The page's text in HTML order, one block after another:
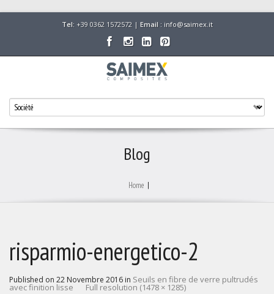
Tel: +39 0362 1572572 | Email : info@saimex.it
Blog
Home |
risparmio-energetico-2
Published on 22 Novembre 2016 in Seuils en fibre de verre pultrudés
avec finition lisse Full resolution (1478 × 1285)